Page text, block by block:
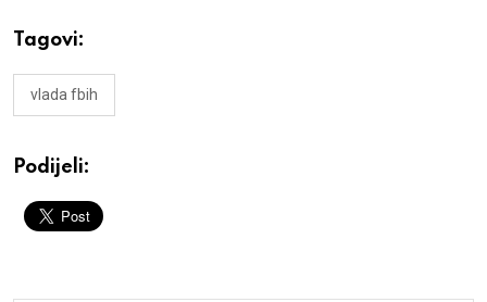
Tagovi:
vlada fbih
Podijeli: